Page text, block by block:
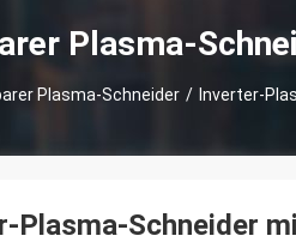
Plasma-
Plasma-Schneider / Inverter-
Plasma-Schneider